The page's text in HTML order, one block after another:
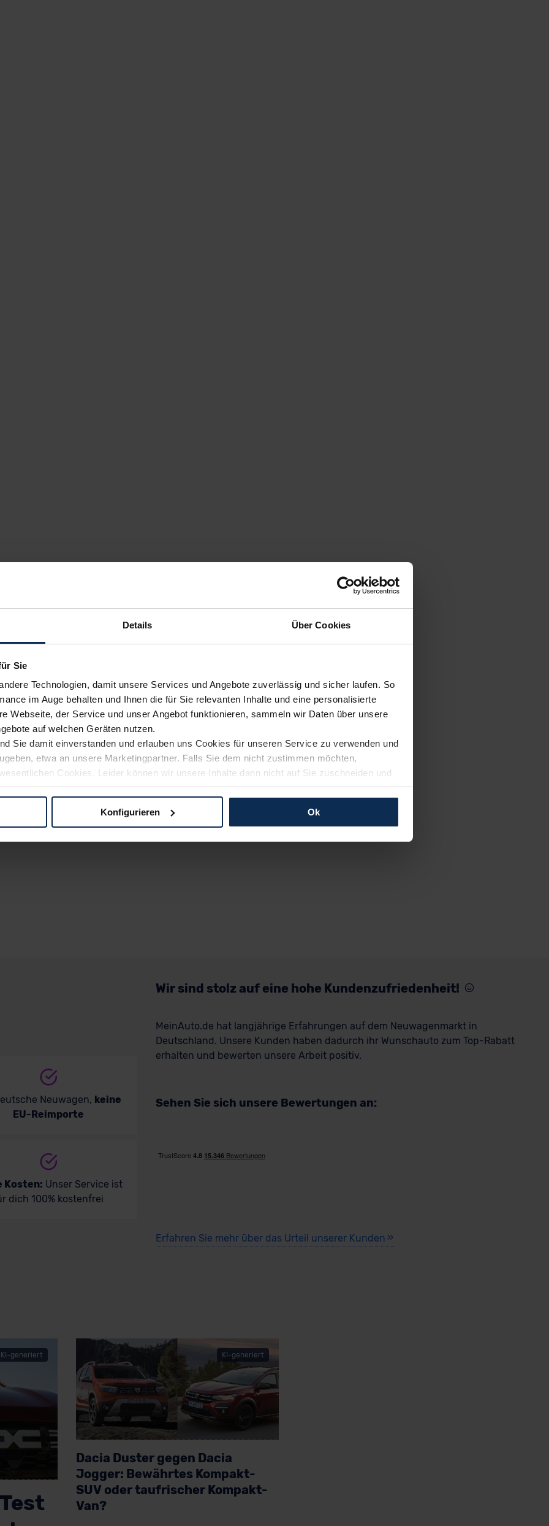
Details Über Cookies
Sie
Technologien, damit unsere Services und Angebote zuverlässig und sicher laufen. So
im Auge behalten und Ihnen die für Sie relevanten Inhalte und eine personalisierte
Webseite, der Service und unser Angebot funktionieren, sammeln wir Daten über unsere
auf welchen Geräten nutzen.
Sie damit einverstanden und erlauben uns Cookies für unseren Service zu verwenden und
etwa an unsere Marketingpartner. Falls Sie dem nicht zustimmen möchten,
Cookies. Leider können wir unsere Inhalte dann nicht auf Sie zuschneiden und
Weg zu Ihrem Neuwagen unterstützen. Sie können die Einstellungen jederzeit anpassen
Konfigurieren Ok
Neuwagen, keine
EU-Reimporte
Kosten: Unser Service ist
dich 100% kostenfrei
Wir sind stolz auf eine hohe Kundenzufriedenheit!
MeinAuto.de hat langjährige Erfahrungen auf dem Neuwagenmarkt in
Deutschland. Unsere Kunden haben dadurch ihr Wunschauto zum Top-Rabatt
erhalten und bewerten unsere Arbeit positiv.
Sehen Sie sich unsere Bewertungen an:
Erfahren Sie mehr über das Urteil unserer Kunden
KI-generiert KI-generiert
Dacia Duster gegen Dacia
Jogger: Bewährtes Kompakt-
SUV oder taufrischer Kompakt-
Van?